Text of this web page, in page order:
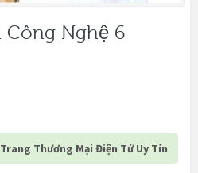
Công Nghệ 6
Thương Mại Điện Tử Uy Tín